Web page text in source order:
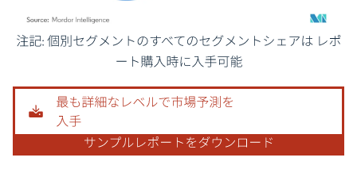
画像 © Mordor Intelligence。再利用にはCC BY 4.0の表示が必要です。